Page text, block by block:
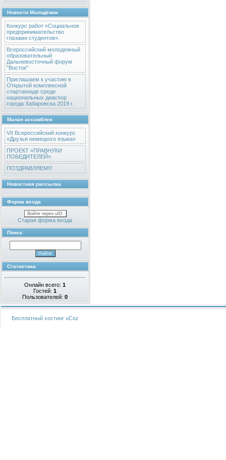
Новости Молодёжки
Конкурс работ «Социальное
предпринимательство
глазами студентов».
Всероссийский молодежный
образовательный
Дальневосточный форум
"Восток"
Приглашаем к участию в
Открытой комплексной
спартакиаде среди
национальных диаспор
города Хабаровска 2019 г.
Малая ассамблея
VII Всероссийский конкурс
«Друзья немецкого языка»
ПРОЕКТ «ПРАВНУКИ
ПОБЕДИТЕЛЕЙ»
ПОЗДРАВЛЯЕМ!!!
Новостная рассылка
Форма входа
Войти через uID
Старая форма входа
Поиск
Статистика
Онлайн всего:1
Гостей:1
Пользователей:0
Бесплатный хостинг uCoz